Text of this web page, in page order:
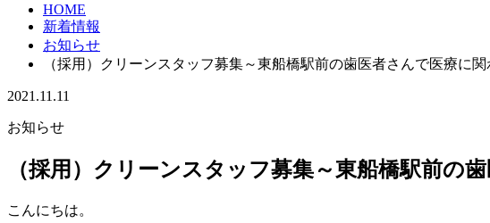
HOME
新着情報
お知らせ
（採用）クリーンスタッフ募集～東船橋駅前の歯医者さんで医療に
2021.11.11
お知らせ
（採用）クリーンスタッフ募集～東船橋駅前の
こんにちは。